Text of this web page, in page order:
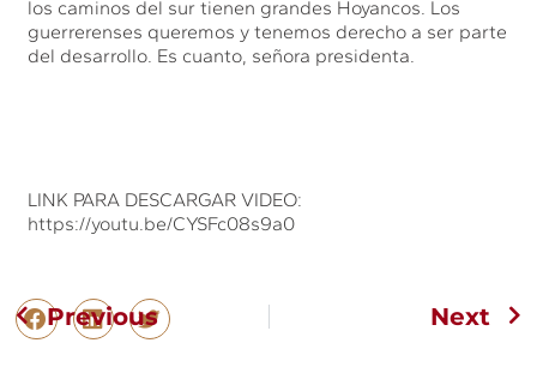
los caminos del sur tienen grandes Hoyancos. Los
guerrerenses queremos y tenemos derecho a ser parte
del desarrollo. Es cuanto, señora presidenta.
LINK PARA DESCARGAR VIDEO:
https://youtu.be/CYSFc08s9a0
Previous Next